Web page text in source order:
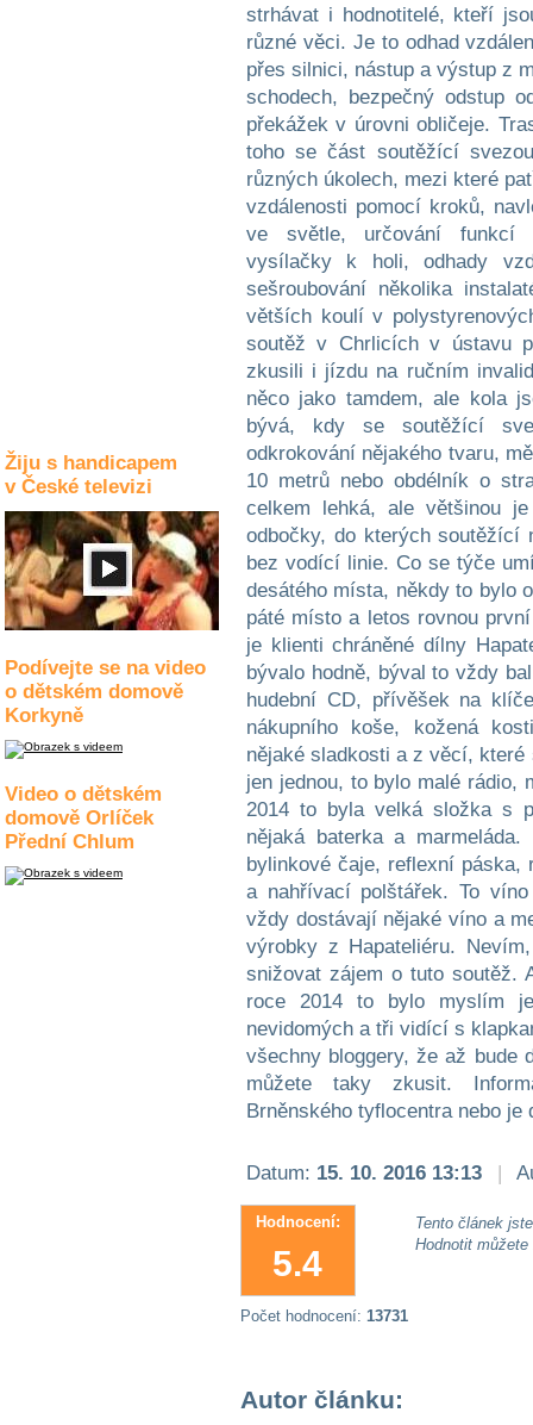
Žiju s handicapem
v České televizi
Podívejte se na video
o dětském domově
Korkyně
Video o dětském
domově Orlíček
Přední Chlum
strhávat i hodnotitelé, kteří
různé věci. Je to odhad
přes silnici, nástup a výstup z
schodech, bezpečný odstup
překážek v úrovni obličeje.
toho se část soutěžící
různých úkolech, mezi které
vzdálenosti pomocí kroků,
ve světle, určování funkcí
vysílačky k holi, odhady
sešroubování několika
větších koulí v
soutěž v Chrlicích v ústavu
zkusili i jízdu na ručním
něco jako tamdem, ale kola
bývá, kdy se soutěžící
odkrokování nějakého tvaru,
10 metrů nebo obdélník o
celkem lehká, ale většinou
odbočky, do kterých soutěžící
bez vodící linie. Co se týče
desátého místa, někdy to bylo
páté místo a letos rovnou
je klienti chráněné dílny
bývalo hodně, býval to vždy
hudební CD, přívěšek na
nákupního koše, kožená
nějaké sladkosti a z věcí,
jen jednou, to bylo malé rádio,
2014 to byla velká složka s
nějaká baterka a
bylinkové čaje, reflexní
a nahřívací polštářek. To
vždy dostávají nějaké víno a
výrobky z Hapateliéru.
snižovat zájem o tuto soutěž.
roce 2014 to bylo myslím
nevidomých a tři vidící s
všechny bloggery, že až
můžete taky zkusit.
Brněnského tyflocentra nebo je
Datum: 15. 10. 2016 13:13 |
Hodnocení:
5.4
Tento článek
Hodnotit
Počet hodnocení: 13731
Autor článku: